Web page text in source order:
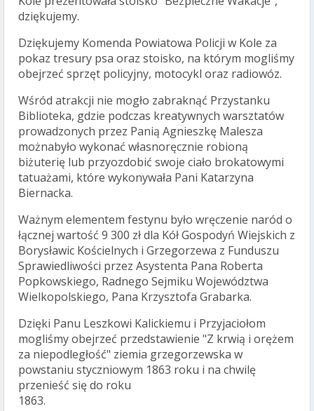
dziękujemy.
Dziękujemy Komenda Powiatowa Policji w Kole za
pokaz tresury psa oraz stoisko, na którym mogliśmy
obejrzeć sprzęt policyjny, motocykl oraz radiowóz.
Wśród atrakcji nie mogło zabraknąć Przystanku
Biblioteka, gdzie podczas kreatywnych warsztatów
prowadzonych przez Panią Agnieszkę Malesza
możnabyło wykonać własnoręcznie robioną
biżuterię lub przyozdobić swoje ciało brokatowymi
tatuażami, które wykonywała Pani Katarzyna
Biernacka.
Ważnym elementem festynu było wręczenie naród o
łącznej wartość 9 300 zł dla Kół Gospodyń Wiejskich z
Borysławic Kościelnych i Grzegorzewa z Funduszu
Sprawiedliwości przez Asystenta Pana Roberta
Popkowskiego, Radnego Sejmiku Województwa
Wielkopolskiego, Pana Krzysztofa Grabarka.
Dzięki Panu Leszkowi Kalickiemu i Przyjaciołom
mogliśmy obejrzeć przedstawienie "Z krwią i orężem
za niepodległość" ziemia grzegorzewska w
powstaniu styczniowym 1863 roku i na chwilę
przenieść się do roku
1863.